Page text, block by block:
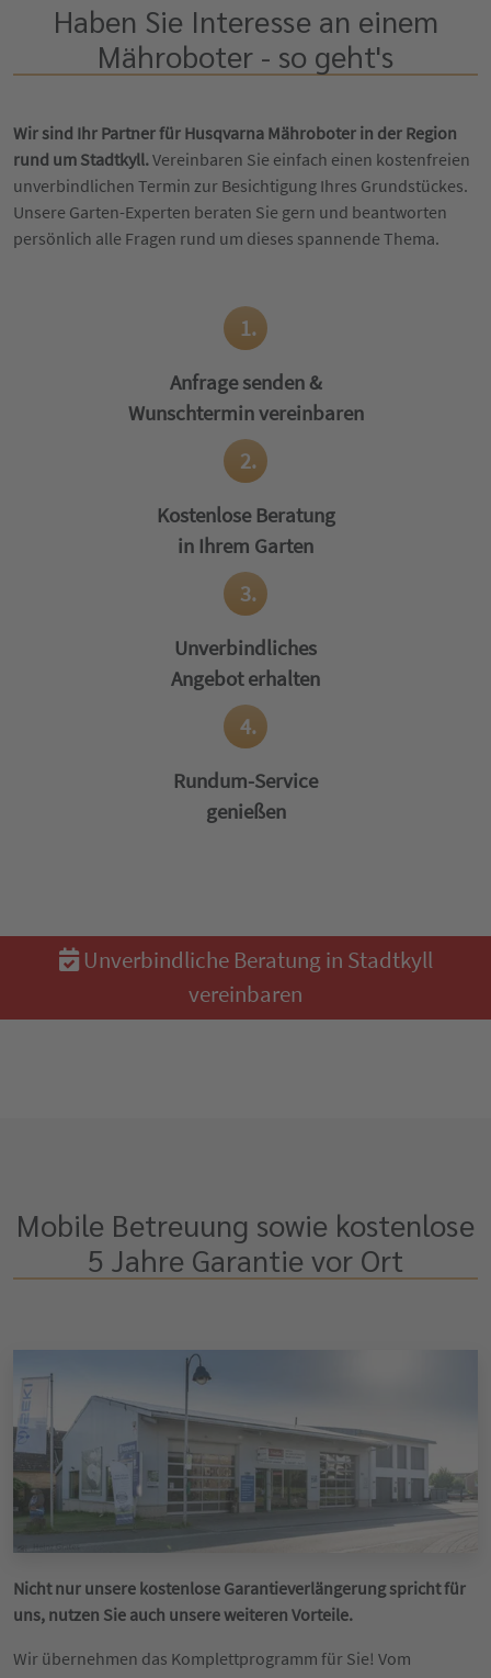
Haben Sie Interesse an einem
Mähroboter - so geht's
Wir sind Ihr Partner für Husqvarna Mähroboter in der Region
rund um Stadtkyll.Vereinbaren Sie einfach einen kostenfreien
unverbindlichen Termin zur Besichtigung Ihres Grundstückes.
Unsere Garten-Experten beraten Sie gern und beantworten
persönlich alle Fragen rund um dieses spannende Thema.
1.
Anfrage senden &
Wunschtermin vereinbaren
2.
Kostenlose Beratung
in Ihrem Garten
3.
Unverbindliches
Angebot erhalten
4.
Rundum-Service
genießen
Unverbindliche Beratung in Stadtkyll
vereinbaren
Mobile Betreuung sowie kostenlose
5 Jahre Garantie vor Ort
Nicht nur unsere kostenlose Garantieverlängerung spricht für
uns, nutzen Sie auch unsere weiteren Vorteile.
Wir übernehmen das Komplettprogramm für Sie! Vom